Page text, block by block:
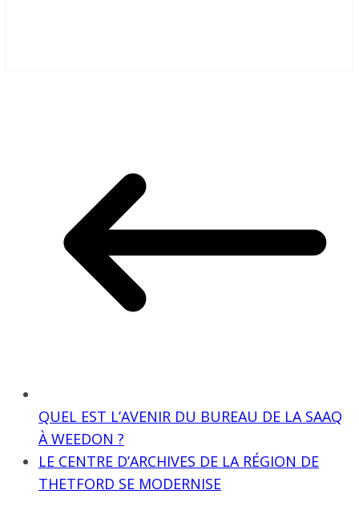
QUEL EST L’AVENIR DU BUREAU DE LA SAAQ
À WEEDON ?
LE CENTRE D’ARCHIVES DE LA RÉGION DE
THETFORD SE MODERNISE